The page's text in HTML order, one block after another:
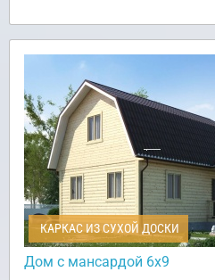
КАРКАС ИЗ СУХОЙ ДОСКИ
Дом с мансардой 6х9